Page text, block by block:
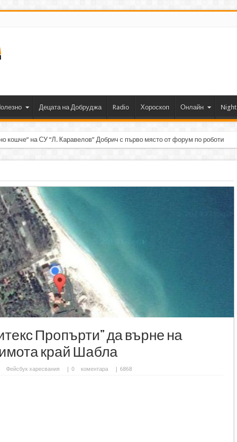
Децата на Добруджа Radio Хороскоп Онлайн Night
кошче“ на СУ “Л. Каравелов” Добрич с първо място от форум по роботика
Пропърти” да върне на
край Шабла
Фейсбук харесвания 0 коментара | 6868